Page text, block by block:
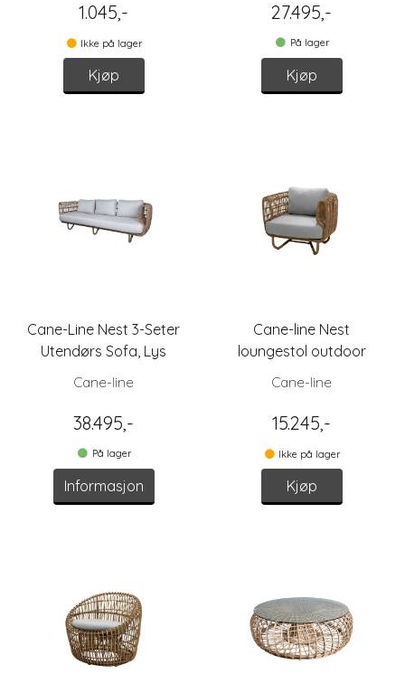
1.045,-
Ikke på lager
Kjøp
27.495,-
På lager
Kjøp
Cane-Line Nest 3-Seter
Utendørs Sofa, Lys
Grå/Natur
Cane-line
38.495,-
På lager
Informasjon
Cane-line Nest
loungestol outdoor
Cane-line
15.245,-
Ikke på lager
Kjøp